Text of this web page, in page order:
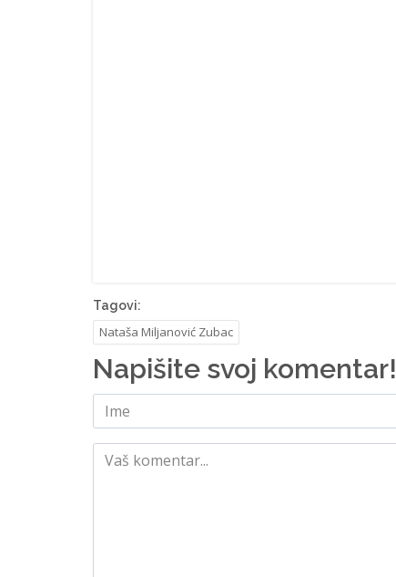
Tagovi:
Nataša Miljanović Zubac
Napišite svoj komentar!